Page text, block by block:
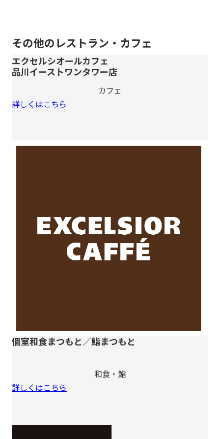
その他のレストラン・カフェ
エクセルシオールカフェ
品川イーストワンタワー店
カフェ
詳しくはこちら
個室和食まつもと／鮨まつもと
和食・鮨
詳しくはこちら